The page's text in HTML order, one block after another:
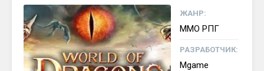
ЖАНР:
ММО РПГ
РАЗРАБОТЧИК:
Mgame